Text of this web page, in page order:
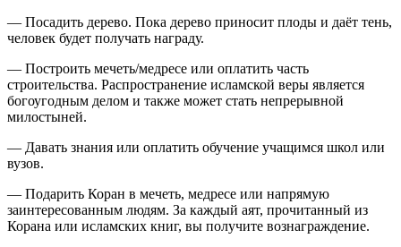
— Посадить дерево. Пока дерево приносит плоды и даёт тень,
человек будет получать награду.
— Построить мечеть/медресе или оплатить часть
строительства. Распространение исламской веры является
богоугодным делом и также может стать непрерывной
милостыней.
— Давать знания или оплатить обучение учащимся школ или
вузов.
— Подарить Коран в мечеть, медресе или напрямую
заинтересованным людям. За каждый аят, прочитанный из
Корана или исламских книг, вы получите вознаграждение.